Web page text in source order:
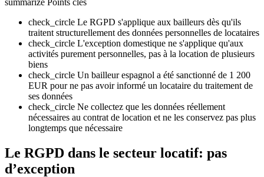
check_circle Le RGPD s'applique aux bailleurs dès qu'ils
traitent structurellement des données personnelles de locataires
check_circle L'exception domestique ne s'applique qu'aux
activités purement personnelles, pas à la location de plusieurs
biens
check_circle Un bailleur espagnol a été sanctionné de 1 200
EUR pour ne pas avoir informé un locataire du traitement de
ses données
check_circle Ne collectez que les données réellement
nécessaires au contrat de location et ne les conservez pas plus
longtemps que nécessaire
Le RGPD dans le secteur locatif: pas
d’exception